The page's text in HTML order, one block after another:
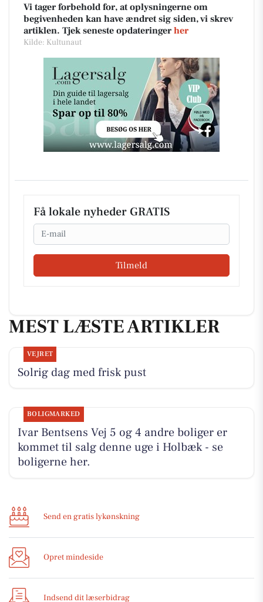
Vi tager forbehold for, at oplysningerne om
begivenheden kan have ændret sig siden, vi skrev
artiklen. Tjek seneste opdateringer her
Kilde: Kultunaut
Få lokale nyheder GRATIS
Email
Tilmeld
MEST LÆSTE ARTIKLER
VEJRET
Solrig dag med frisk pust
BOLIGMARKED
Ivar Bentsens Vej 5 og 4 andre boliger er
kommet til salg denne uge i Holbæk - se
boligerne her.
Send en gratis lykønskning
Opret mindeside
Indsend dit læserbidrag